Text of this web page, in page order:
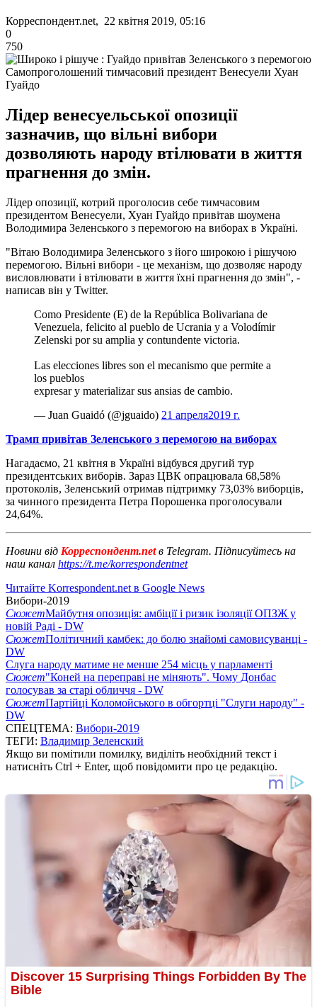
Корреспондент.net, 22 квітня 2019, 05:16
0
750
Самопроголошений тимчасовий президент Венесуели Хуан
Гуайдо
Лідер венесуельської опозиції
зазначив, що вільні вибори
дозволяють народу втілювати в життя
прагнення до змін.
Лідер опозиції, котрий проголосив себе тимчасовим
президентом Венесуели, Хуан Гуайдо привітав шоумена
Володимира Зеленського з перемогою на виборах в Україні.
"Вітаю Володимира Зеленського з його широкою і рішучою
перемогою. Вільні вибори - це механізм, що дозволяє народу
висловлювати і втілювати в життя їхні прагнення до змін", -
написав він у Twitter.
Como Presidente (E) de la República Bolivariana de
Venezuela, felicito al pueblo de Ucrania y a Volodímir
Zelenski por su amplia y contundente victoria.
Las elecciones libres son el mecanismo que permite a
los pueblos
expresar y materializar sus ansias de cambio.
— Juan Guaidó (@jguaido) 21 апреля2019 г.
Трамп привітав Зеленського з перемогою на виборах
Нагадаємо, 21 квітня в Україні відбувся другий тур
президентських виборів. Зараз ЦВК опрацювала 68,58%
протоколів, Зеленський отримав підтримку 73,03% виборців,
за чинного президента Петра Порошенка проголосували
24,64%.
Новини від Корреспондент.netв Telegram. Підписуйтесь на
наш канал https://t.me/korrespondentnet
Читайте Korrespondent.net в Google News
Вибори-2019
СюжетМайбутня опозиція: амбіції і ризик ізоляції ОПЗЖ у
новій Раді - DW
СюжетПолітичний камбек: до болю знайомі самовисуванці -
DW
Слуга народу матиме не менше 254 місць у парламенті
Сюжет"Коней на переправі не міняють". Чому Донбас
голосував за старі обличчя - DW
СюжетПартійці Коломойського в обгортці "Слуги народу" -
DW
СПЕЦТЕМА: Вибори-2019
ТЕГИ: Владимир Зеленский
Якщо ви помітили помилку, виділіть необхідний текст і
натисніть Ctrl + Enter, щоб повідомити про це редакцію.